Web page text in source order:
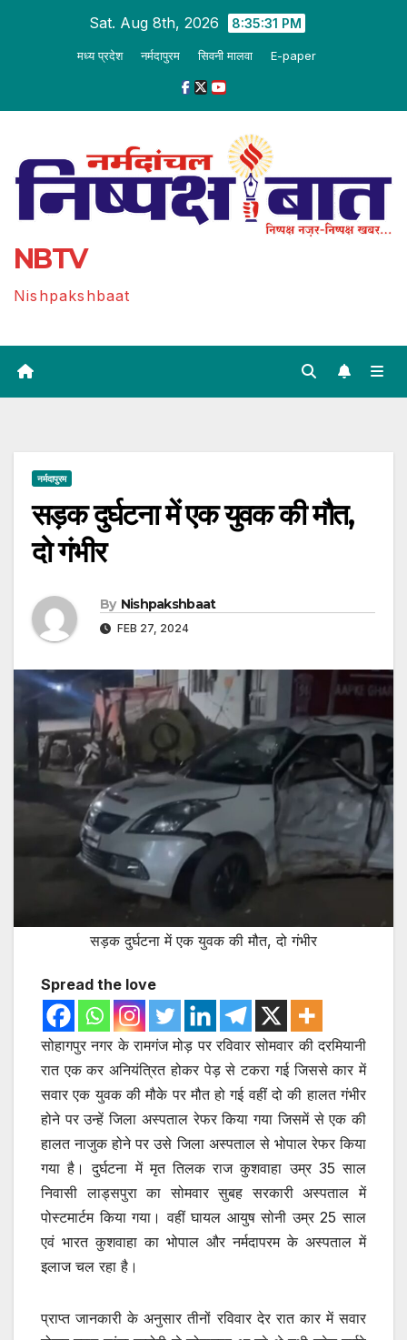
Sat. Aug 8th, 2026 8:35:31 PM
मध्य प्रदेश नर्मदापुरम सिवनी मालवा E-paper
NBTV
Nishpakshbaat
नर्मदापुरम
सड़क दुर्घटना में एक युवक की मौत,
दो गंभीर
By Nishpakshbaat
FEB 27, 2024
सड़क दुर्घटना में एक युवक की मौत, दो गंभीर
Spread the love
सोहागपुर नगर के रामगंज मोड़ पर रविवार सोमवार की दरमियानी
रात एक कर अनियंत्रित होकर पेड़ से टकरा गई जिससे कार में
सवार एक युवक की मौके पर मौत हो गई वहीं दो की हालत गंभीर
होने पर उन्हें जिला अस्पताल रेफर किया गया जिसमें से एक की
हालत नाजुक होने पर उसे जिला अस्पताल से भोपाल रेफर किया
गया है। दुर्घटना में मृत तिलक राज कुशवाहा उम्र 35 साल
निवासी लाड्सपुरा का सोमवार सुबह सरकारी अस्पताल में
पोस्टमार्टम किया गया। वहीं घायल आयुष सोनी उम्र 25 साल
एवं भारत कुशवाहा का भोपाल और नर्मदापरम के अस्पताल में
इलाज चल रहा है।
प्राप्त जानकारी के अनुसार तीनों रविवार देर रात कार में सवार